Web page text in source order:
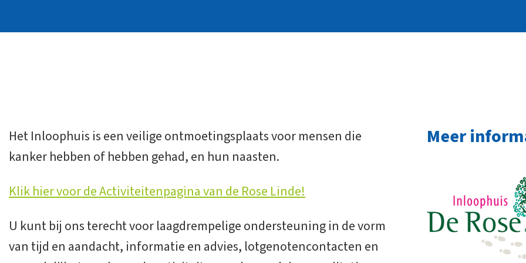
Het Inloophuis is een veilige ontmoetingsplaats voor mensen die
kanker hebben of hebben gehad, en hun naasten.
Klik hier voor de Activiteitenpagina van de Rose Linde!
U kunt bij ons terecht voor laagdrempelige ondersteuning in de vorm
van tijd en aandacht, informatie en advies, lotgenotencontacten en
Meer